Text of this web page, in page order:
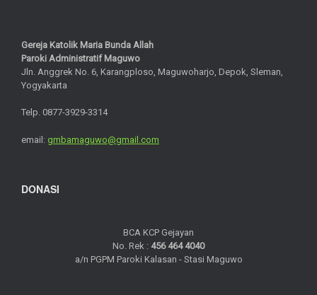
Gereja Katolik Maria Bunda Allah
Paroki Administratif Maguwo
Jln. Anggrek No. 6, Karangploso, Maguwoharjo, Depok, Sleman,
Yogyakarta
Telp. 0877-3929-3314
email: gmbamaguwo@gmail.com
DONASI
BCA KCP Gejayan
No. Rek : 456 464 4040
a/n PGPM Paroki Kalasan - Stasi Maguwo